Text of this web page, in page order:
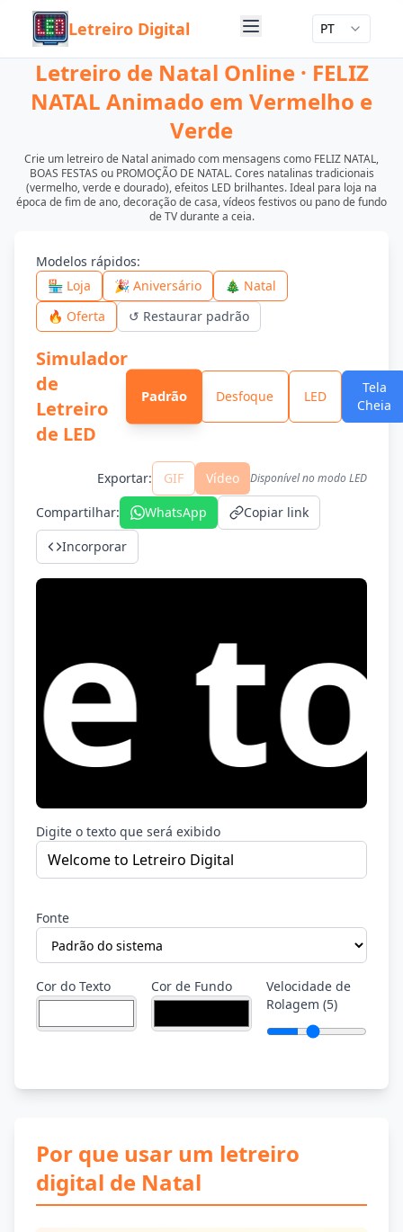
Letreiro Digital PT
Letreiro de Natal Online · FELIZ
NATAL Animado em Vermelho e
Verde
Crie um letreiro de Natal animado com mensagens como FELIZ NATAL,
BOAS FESTAS ou PROMOÇÃO DE NATAL. Cores natalinas tradicionais
(vermelho, verde e dourado), efeitos LED brilhantes. Ideal para loja na
época de fim de ano, decoração de casa, vídeos festivos ou pano de fundo
de TV durante a ceia.
Modelos rápidos:
🏪 Loja
🎉 Aniversário
🎄 Natal
🔥 Oferta
↺ Restaurar padrão
Simulador
de
Letreiro
de LED
Padrão Desfoque LED
Tela
Cheia
Exportar: GIF Vídeo Disponível no modo LED
Compartilhar: WhatsApp
Copiar link
Incorporar
Digite o texto que será exibido
Fonte
Cor do Texto Cor de Fundo
Velocidade de
Rolagem (5)
Por que usar um letreiro
digital de Natal